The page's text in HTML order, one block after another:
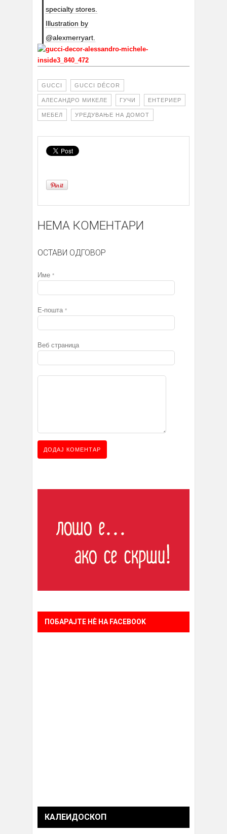
specialty stores.
Illustration by
@alexmerryart.
GUCCI GUCCI DÉCOR
АЛЕСАНДРО МИКЕЛЕ ГУЧИ ЕНТЕРИЕР
МЕБЕЛ УРЕДУВАЊЕ НА ДОМОТ
НЕМА КОМЕНТАРИ
ОСТАВИ ОДГОВОР
Име *
Е-пошта *
Веб страница
ПОБАРАЈТЕ НÈ НА FACEBOOK
КАЛЕИДОСКОП